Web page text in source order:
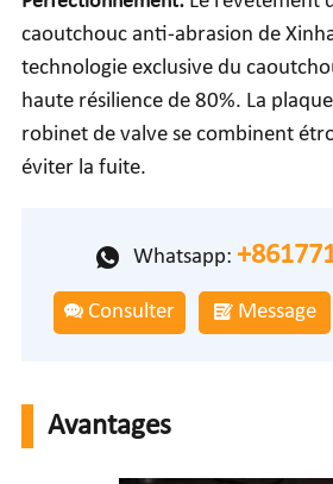
caoutchouc anti-abrasion de
technologie exclusive du
haute résilience de 80%. La
robinet de valve se combinent
éviter la fuite.
Whatsapp:
Consulter Message
Avantages